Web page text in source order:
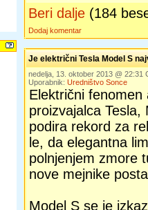
Beri dalje (184
Dodaj komentar
Je električni Tesla Model S
nedelja, 13. oktober 2013 @ 22:31
Uporabnik: Uredništvo Sonce
Električni fenomen
proizvajalca Tesla,
podira rekord za
le, da elegantna
polnjenjem zmore
nove mejnike
Model S se je